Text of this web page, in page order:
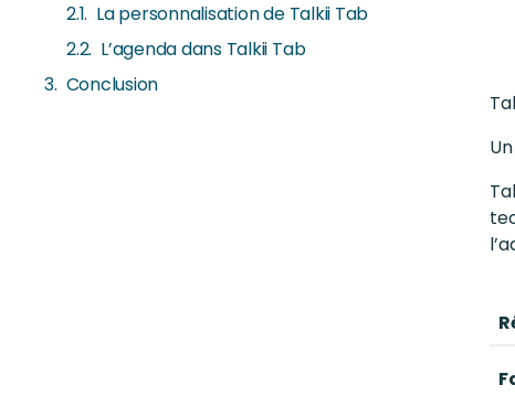
La personnalisation de Talkii Tab
L’agenda dans Talkii Tab
Conclusion